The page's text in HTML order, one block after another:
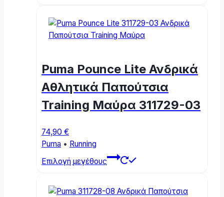
multiple
variants.
may
be
chosen
on
Puma Pounce Lite Ανδρικά
Αθλητικά Παπούτσια
Training Μαύρα 311729-03
74,90 €
Puma • Running
Επιλογή μεγέθους
This
multiple